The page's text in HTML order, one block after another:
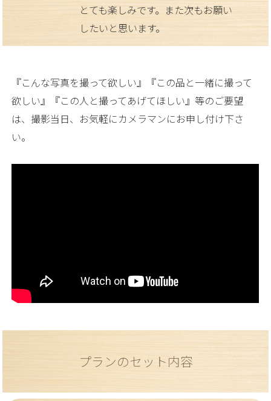
とても楽しみです。また次もお願い
したいと思います。
『こんな写真を撮って欲しい』『この品と一緒に撮って
欲しい』『この人と撮ってあげてほしい』等のご要望
は、撮影当日、お気軽にカメラマンにお申し付け下さ
い。
プランのセット内容